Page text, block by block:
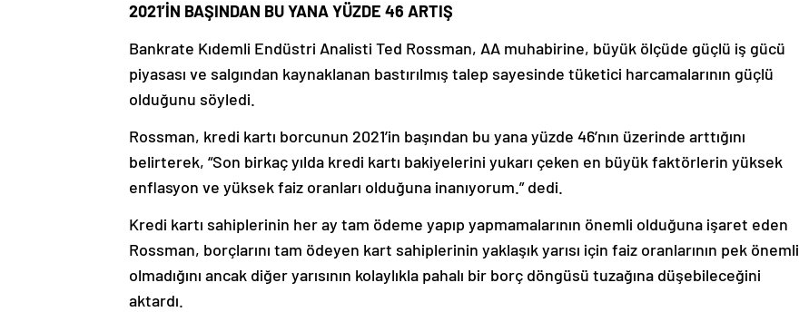
2021’İN BAŞINDAN BU YANA YÜZDE 46 ARTIŞ
Bankrate Kıdemli Endüstri Analisti Ted Rossman, AA muhabirine, büyük ölçüde güçlü iş gücü
piyasası ve salgından kaynaklanan bastırılmış talep sayesinde tüketici harcamalarının güçlü
olduğunu söyledi.
Rossman, kredi kartı borcunun 2021’in başından bu yana yüzde 46’nın üzerinde arttığını
belirterek, “Son birkaç yılda kredi kartı bakiyelerini yukarı çeken en büyük faktörlerin yüksek
enflasyon ve yüksek faiz oranları olduğuna inanıyorum.” dedi.
Kredi kartı sahiplerinin her ay tam ödeme yapıp yapmamalarının önemli olduğuna işaret eden
Rossman, borçlarını tam ödeyen kart sahiplerinin yaklaşık yarısı için faiz oranlarının pek önemli
olmadığını ancak diğer yarısının kolaylıkla pahalı bir borç döngüsü tuzağına düşebileceğini
aktardı.